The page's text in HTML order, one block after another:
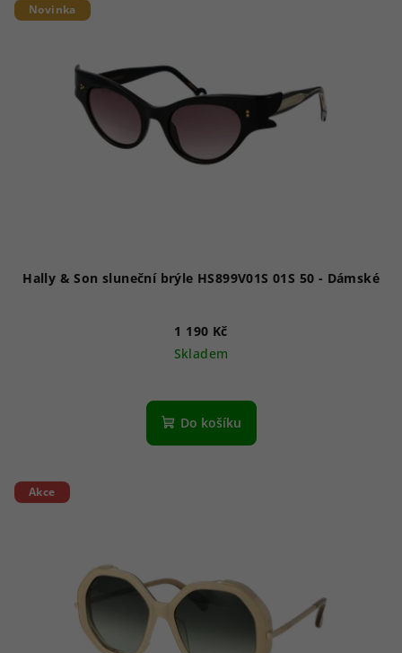
Novinka
Hally & Son sluneční brýle HS899V01S 01S 50 - Dámské
1 190 Kč
Skladem
Do košíku
Akce